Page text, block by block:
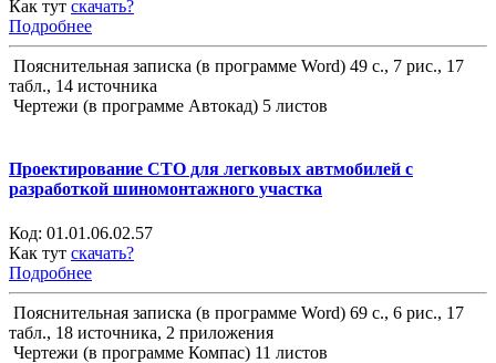
Как тут скачать?
Подробнее
Пояснительная записка (в программе Word) 49 с., 7 рис., 17
табл., 14 источника
Чертежи (в программе Автокад) 5 листов
Проектирование СТО для легковых автмобилей с
разработкой шиномонтажного участка
Код: 01.01.06.02.57
Как тут скачать?
Подробнее
Пояснительная записка (в программе Word) 69 с., 6 рис., 17
табл., 18 источника, 2 приложения
Чертежи (в программе Компас) 11 листов